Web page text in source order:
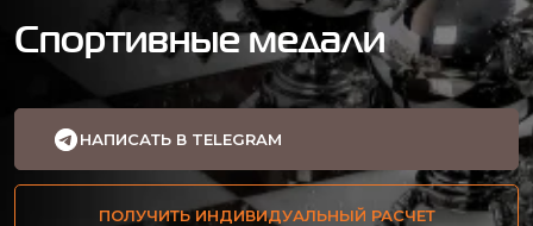
Спортивные медали
НАПИСАТЬ В TELEGRAM
ПОЛУЧИТЬ ИНДИВИДУАЛЬНЫЙ РАСЧЕТ